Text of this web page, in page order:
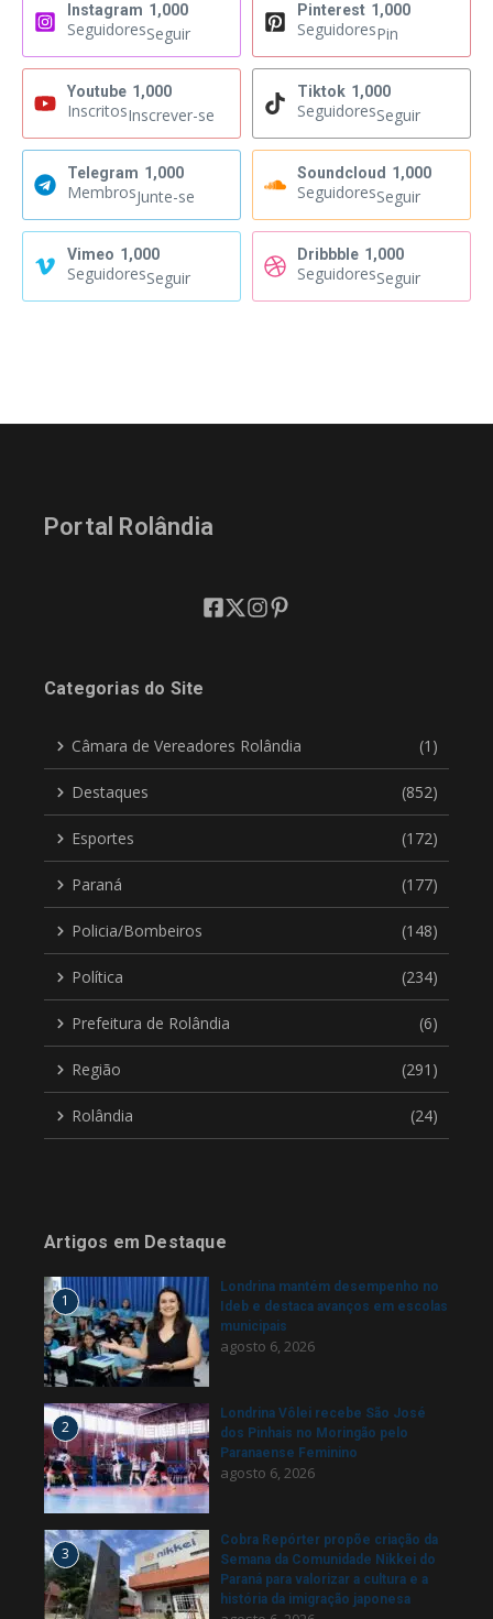
Instagram 1,000
SeguidoresSeguir
Pinterest 1,000
SeguidoresPin
Youtube 1,000
InscritosInscrever-se
Tiktok 1,000
SeguidoresSeguir
Telegram 1,000
MembrosJunte-se
Soundcloud 1,000
SeguidoresSeguir
Vimeo 1,000
SeguidoresSeguir
Dribbble 1,000
SeguidoresSeguir
Portal Rolândia
Categorias do Site
Câmara de Vereadores Rolândia (1)
Destaques (852)
Esportes (172)
Paraná (177)
Policia/Bombeiros (148)
Política (234)
Prefeitura de Rolândia (6)
Região (291)
Rolândia (24)
Artigos em Destaque
1
Londrina mantém desempenho no
Ideb e destaca avanços em escolas
municipais
agosto 6, 2026
2
Londrina Vôlei recebe São José
dos Pinhais no Moringão pelo
Paranaense Feminino
agosto 6, 2026
3
Cobra Repórter propõe criação da
Semana da Comunidade Nikkei do
Paraná para valorizar a cultura e a
história da imigração japonesa